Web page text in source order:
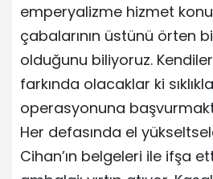
emperyalizme hizmet
çabalarının üstünü örten
olduğunu biliyoruz.
farkında olacaklar ki
operasyonuna
Her defasında el
Cihan’ın belgeleri ile ifşa